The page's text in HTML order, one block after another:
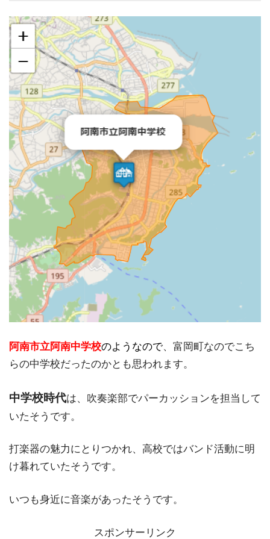
阿南市立阿南中学校のようなので、富岡町なのでこち
らの中学校だったのかとも思われます。
中学校時代は、吹奏楽部でパーカッションを担当して
いたそうです。
打楽器の魅力にとりつかれ、高校ではバンド活動に明
け暮れていたそうです。
いつも身近に音楽があったそうです。
スポンサーリンク